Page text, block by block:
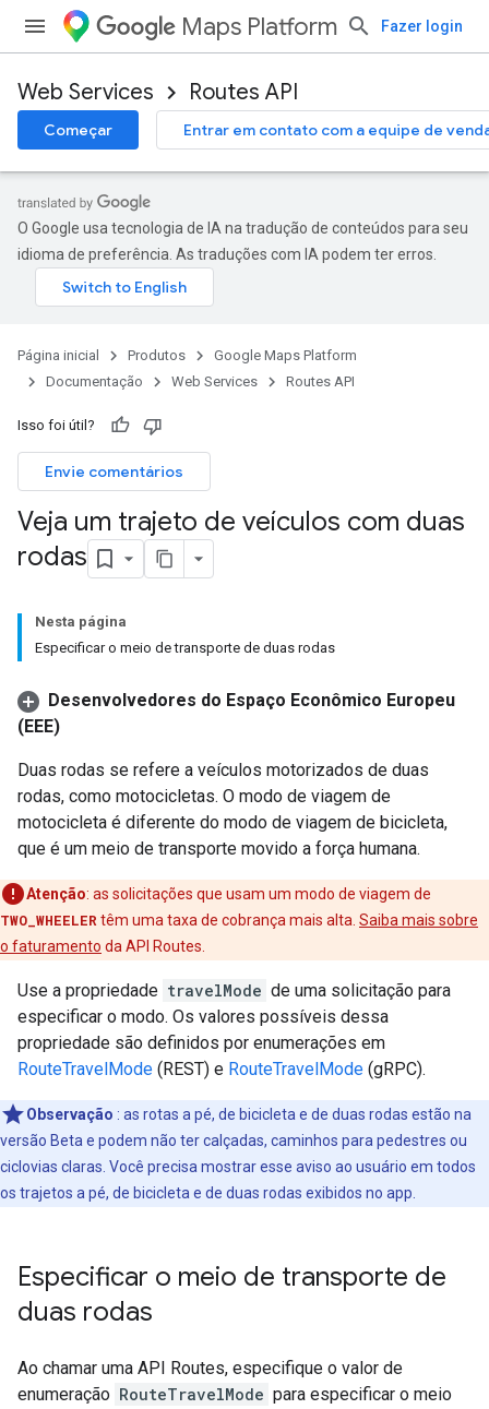
Maps Platform Fazer login
Web Services Routes API
Começar Entrar em contato com a equipe de
O Google usa tecnologia de IA na tradução de conteúdos para seu
idioma de preferência. As traduções com IA podem ter erros.
Página inicial Produtos
Google Maps Platform
Documentação
Web Services Routes API
Isso foi útil?
Envie comentários
Veja um trajeto de veículos com duas
rodas
Nesta página
Especificar o meio de transporte de duas rodas
Desenvolvedores do Espaço Econômico Europeu
(EEE)
Duas rodas se refere a veículos motorizados de duas
rodas, como motocicletas. O modo de viagem de
motocicleta é diferente do modo de viagem de bicicleta,
que é um meio de transporte movido a força humana.
Atenção: as solicitações que usam um modo de viagem de
TWO_WHEELER têm uma taxa de cobrança mais alta. Saiba mais sobre
o faturamento da API Routes.
Use a propriedade travelMode de uma solicitação para
especificar o modo. Os valores possíveis dessa
propriedade são definidos por enumerações em
RouteTravelMode (REST) e RouteTravelMode (gRPC).
Observação : as rotas a pé, de bicicleta e de duas rodas estão na
versão Beta e podem não ter calçadas, caminhos para pedestres ou
ciclovias claras. Você precisa mostrar esse aviso ao usuário em todos
os trajetos a pé, de bicicleta e de duas rodas exibidos no app.
Especificar o meio de transporte de
duas rodas
Ao chamar uma API Routes, especifique o valor de
enumeração RouteTravelMode para especificar o meio